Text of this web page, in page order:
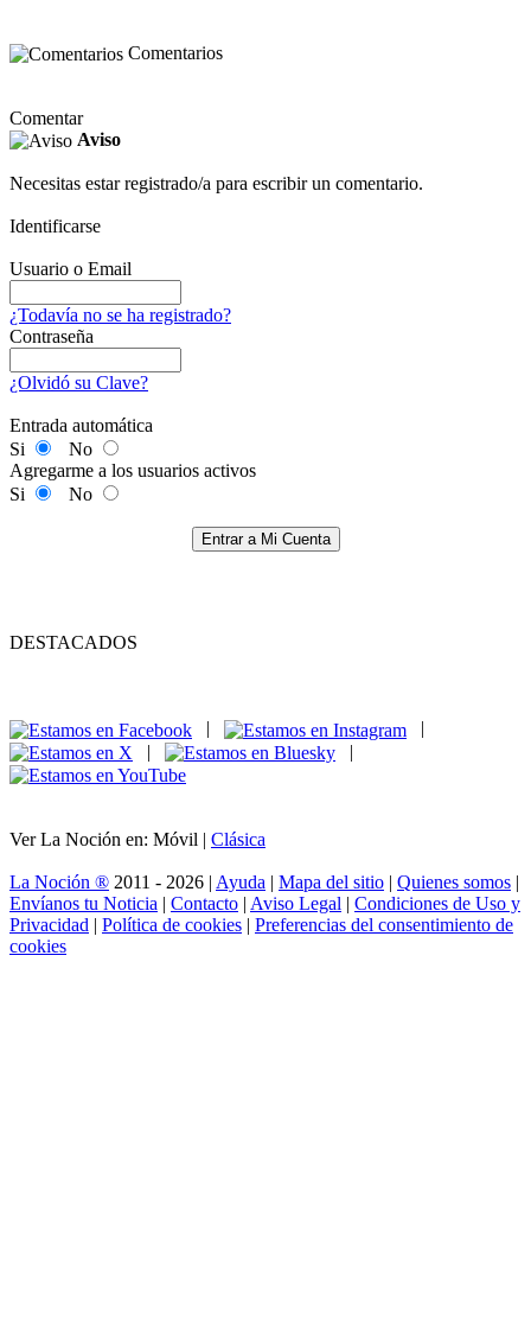
Comentarios
Comentar
Aviso
Necesitas estar registrado/a para escribir un comentario.
Identificarse
Usuario o Email
¿Todavía no se ha registrado?
Contraseña
¿Olvidó su Clave?
Entrada automática
Si
No
Agregarme a los usuarios activos
Si
No
Entrar a Mi Cuenta
DESTACADOS
|
|
Ver La Noción en: Móvil | Clásica
La Noción ® 2011 - 2026 | Ayuda | Mapa del sitio | Quienes somos |
Envíanos tu Noticia | Contacto | Aviso Legal | Condiciones de Uso y
Privacidad | Política de cookies | Preferencias del consentimiento de
cookies